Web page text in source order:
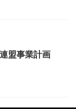
盟事業計画